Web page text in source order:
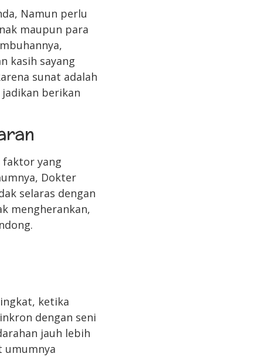
Namun perlu
maupun para
kasih sayang
sunat adalah
berikan
yang
Dokter
selaras dengan
mengherankan,
ketika
dengan seni
jauh lebih
umumnya